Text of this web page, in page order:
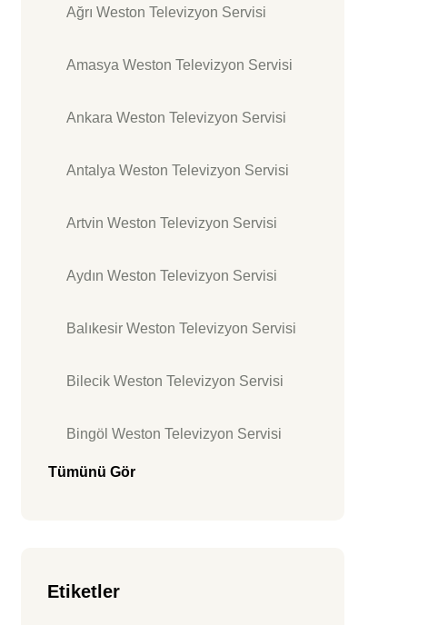
Ağrı Weston Televizyon Servisi
Amasya Weston Televizyon Servisi
Ankara Weston Televizyon Servisi
Antalya Weston Televizyon Servisi
Artvin Weston Televizyon Servisi
Aydın Weston Televizyon Servisi
Balıkesir Weston Televizyon Servisi
Bilecik Weston Televizyon Servisi
Bingöl Weston Televizyon Servisi
Tümünü Gör
Etiketler